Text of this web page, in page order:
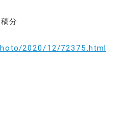
分
2020/12/72375.html